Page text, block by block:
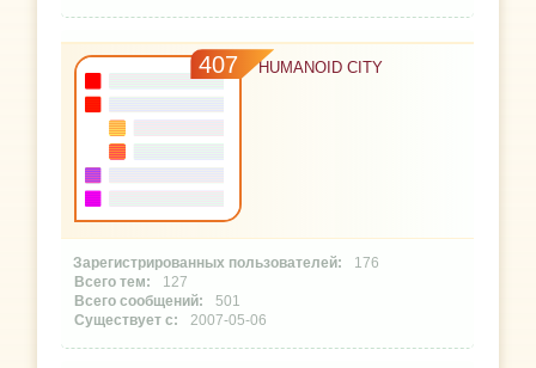
407 HUMANOID CITY
176
127
501
2007-05-06